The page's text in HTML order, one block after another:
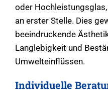
oder
an erster Stelle. Dies
beeindruckende
Langlebigkeit und
Umwelteinflüssen.
Individuelle